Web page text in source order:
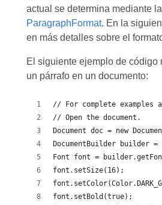
actual se determina mediante
ParagraphFormat. En la
en más detalles sobre el
El siguiente ejemplo de código
un párrafo en un documento:
// For complete examples
// Open the document.
Document doc = new
DocumentBuilder builder =
Font font =
font.setSize(16);
font.setBold(true);